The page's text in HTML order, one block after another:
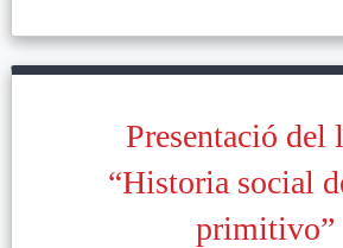
Presentació del
“Historia social
primitivo”